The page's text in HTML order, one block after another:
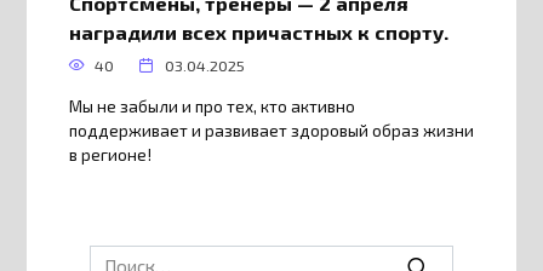
наградили всех причастных к спорту.
40 03.04.2025
Мы не забыли и про тех, кто активно
поддерживает и развивает здоровый образ жизни
в регионе!
Search